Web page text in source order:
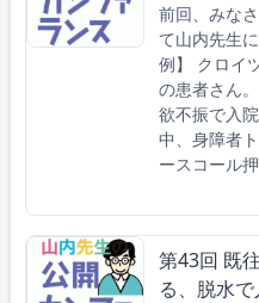
前回、みな
て山内先生
例】 クロイ
の患者さん
欲不振で入
中、身障者
ースコール
第43回 既
る、脱水